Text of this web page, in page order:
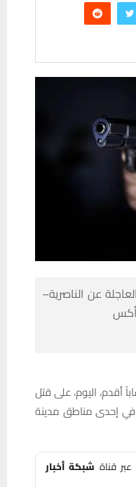
عن الناصرية–
أكس
أقدم، اليوم، على قتل
في إحدى مناطق مدينة
قناة شبكة أخبار